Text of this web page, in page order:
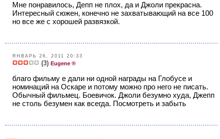
Мне понравилось, Депп не плох, да и Джоли прекрасна.
Интересный сюжен, конечно не захватывающий на все 100
но все же с хорошей развязкой.
ЯНВАРЬ 26, 2011 20:33
(3) Eugene ®
благо фильму е дали ни одной награды на Глобусе и
номинаций на Оскаре и потому можно про него не писать.
Обычный фильмец. Боевичок. Джоли безумно худа, Джепп
не столь безумен как всегда. Посмотреть и забыть